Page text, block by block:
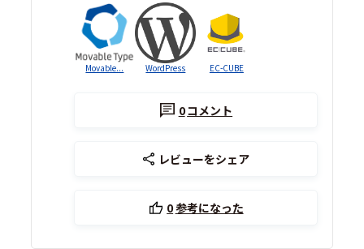
Movable... WordPress EC-CUBE
0コメント
レビューをシェア
0参考になった